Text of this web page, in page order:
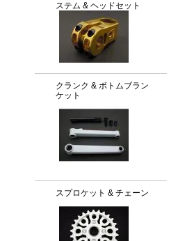
ステム & ヘッドセット
クランク & ボトムブラン
ケット
スプロケット & チェーン